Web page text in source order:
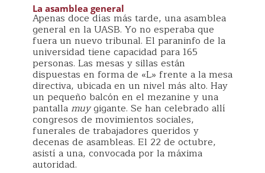
La asamblea general
Apenas doce días más tarde, una asamblea
general en la UASB. Yo no esperaba que
fuera un nuevo tribunal. El paraninfo de la
universidad tiene capacidad para 165
personas. Las mesas y sillas están
dispuestas en forma de «L» frente a la mesa
directiva, ubicada en un nivel más alto. Hay
un pequeño balcón en el mezanine y una
pantalla muygigante. Se han celebrado allí
congresos de movimientos sociales,
funerales de trabajadores queridos y
decenas de asambleas. El 22 de octubre,
asistí a una, convocada por la máxima
autoridad.